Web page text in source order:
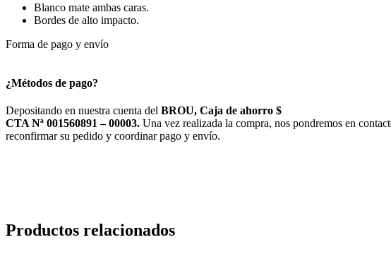
Blanco mate ambas caras.
Bordes de alto impacto.
Forma de pago y envío
¿Métodos de pago?
Depositando en nuestra cuenta del BROU, Caja de ahorro $
CTA Nª 001560891 – 00003. Una vez realizada la compra, nos pondremos en
reconfirmar su pedido y coordinar pago y envío.
Productos relacionados